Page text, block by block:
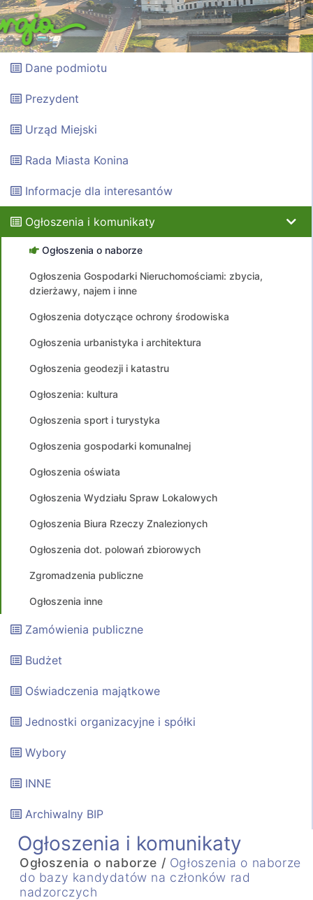
Dane podmiotu
Prezydent
Urząd Miejski
Rada Miasta Konina
Informacje dla interesantów
Ogłoszenia i komunikaty
Ogłoszenia o naborze
Ogłoszenia Gospodarki Nieruchomościami: zbycia,
dzierżawy, najem i inne
Ogłoszenia dotyczące ochrony środowiska
Ogłoszenia urbanistyka i architektura
Ogłoszenia geodezji i katastru
Ogłoszenia: kultura
Ogłoszenia sport i turystyka
Ogłoszenia gospodarki komunalnej
Ogłoszenia oświata
Ogłoszenia Wydziału Spraw Lokalowych
Ogłoszenia Biura Rzeczy Znalezionych
Ogłoszenia dot. polowań zbiorowych
Zgromadzenia publiczne
Ogłoszenia inne
Zamówienia publiczne
Budżet
Oświadczenia majątkowe
Jednostki organizacyjne i spółki
Wybory
INNE
Archiwalny BIP
Ogłoszenia i komunikaty
Ogłoszenia o naborze / Ogłoszenia o naborze
do bazy kandydatów na członków rad
nadzorczych